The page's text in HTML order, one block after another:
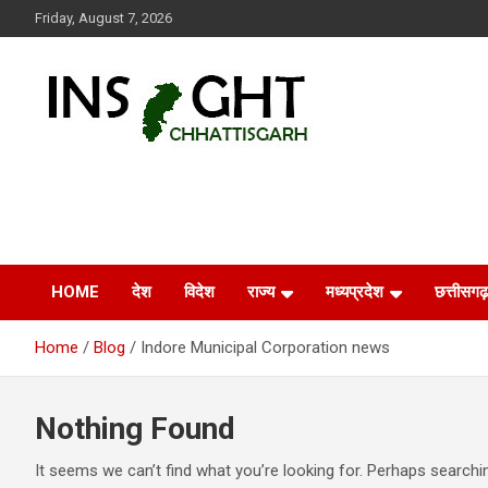
to
Friday, August 7, 2026
HOME देश विदेश राज्य मध्यप्रदेश छत्तीसगढ़
Home Blog Indore Municipal Corporation news
Nothing Found
It seems we can’t find what you’re looking for. Perhaps